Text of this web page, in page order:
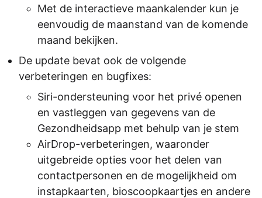
Met de interactieve maankalender kun je
eenvoudig de maanstand van de komende
maand bekijken.
De update bevat ook de volgende
verbeteringen en bugfixes:
Siri-ondersteuning voor het privé openen
en vastleggen van gegevens van de
Gezondheidsapp met behulp van je stem
AirDrop-verbeteringen, waaronder
uitgebreide opties voor het delen van
contactpersonen en de mogelijkheid om
instapkaarten, bioscoopkaartjes en andere